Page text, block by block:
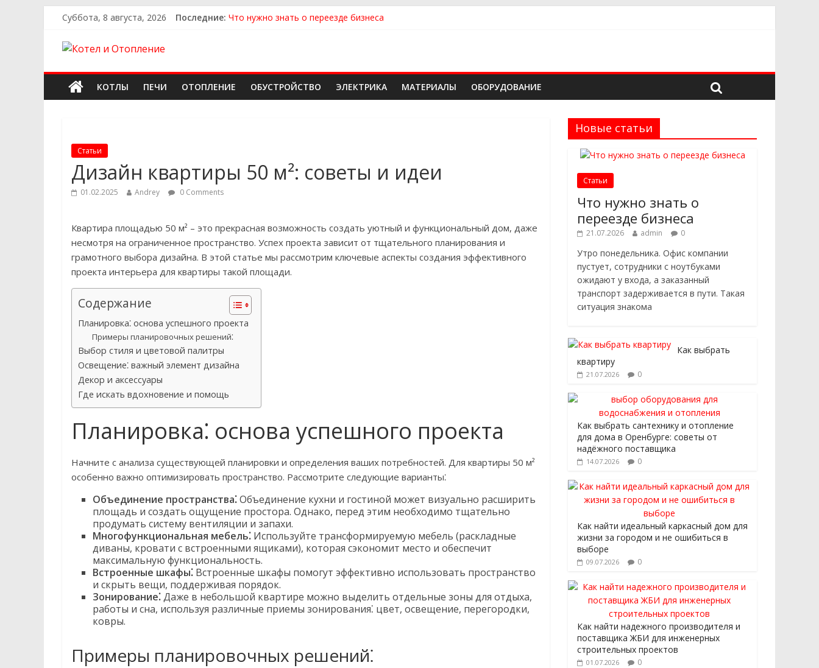
Суббота, 8 августа, 2026 Последние: Что нужно знать о переезде бизнеса
Как найти надежного производителя и поставщика ЖБИ для инженерных строительных проектов
КОТЛЫ
ПЕЧИ ОТОПЛЕНИЕ ОБУСТРОЙСТВО ЭЛЕКТРИКА МАТЕРИАЛЫ ОБОРУДОВАНИЕ
Статьи
Дизайн квартиры 50 м²: советы и идеи
01.02.2025 Andrey 0 Comments
Квартира площадью 50 м² – это прекрасная возможность создать уютный и функциональный дом, даже
несмотря на ограниченное пространство. Успех проекта зависит от тщательного планирования и
грамотного выбора дизайна. В этой статье мы рассмотрим ключевые аспекты создания эффективного
проекта интерьера для квартиры такой площади.
Содержание
Планировка⁚ основа успешного проекта
Примеры планировочных решений⁚
Выбор стиля и цветовой палитры
Освещение⁚ важный элемент дизайна
Декор и аксессуары
Где искать вдохновение и помощь
Планировка⁚ основа успешного проекта
Начните с анализа существующей планировки и определения ваших потребностей. Для квартиры 50 м²
особенно важно оптимизировать пространство. Рассмотрите следующие варианты⁚
Объединение пространства⁚Объединение кухни и гостиной может визуально расширить
площадь и создать ощущение простора. Однако, перед этим необходимо тщательно
продумать систему вентиляции и запахи.
Многофункциональная мебель⁚ Используйте трансформируемую мебель (раскладные
диваны, кровати с встроенными ящиками), которая сэкономит место и обеспечит
максимальную функциональность.
Встроенные шкафы⁚ Встроенные шкафы помогут эффективно использовать пространство
и скрыть вещи, поддерживая порядок.
Зонирование⁚Даже в небольшой квартире можно выделить отдельные зоны для отдыха,
работы и сна, используя различные приемы зонирования⁚ цвет, освещение, перегородки,
ковры.
Примеры планировочных решений⁚
Новые статьи
Статьи
Что нужно знать о
переезде бизнеса
21.07.2026 admin 0
Утро понедельника. Офис компании
пустует, сотрудники с ноутбуками
ожидают у входа, а заказанный
транспорт задерживается в пути. Такая
ситуация знакома
Как выбрать
квартиру
21.07.2026 0
Как выбрать сантехнику и отопление
для дома в Оренбурге: советы от
надёжного поставщика
14.07.2026 0
Как найти идеальный каркасный дом для
жизни за городом и не ошибиться в
выборе
09.07.2026 0
Как найти надежного производителя и
поставщика ЖБИ для инженерных
строительных проектов
01.07.2026 0